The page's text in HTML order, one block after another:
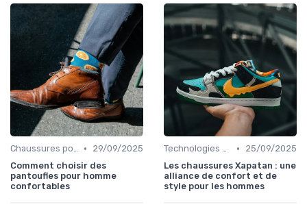
Chaussures pour Pieds Sensibles •
29/09/2025
Comment choisir des
pantoufles pour homme
confortables
Technologies de Confort •
25/09/2025
Les chaussures Xapatan : une
alliance de confort et de
style pour les hommes